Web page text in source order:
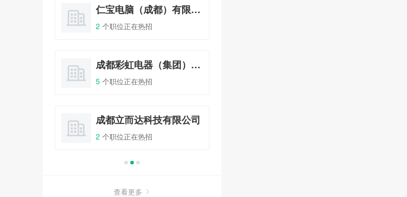
仁宝电脑（成都）有限公司
2 个职位正在热招
成都彩虹电器（集团）股份有限公司
5 个职位正在热招
成都立而达科技有限公司
2 个职位正在热招
查看更多